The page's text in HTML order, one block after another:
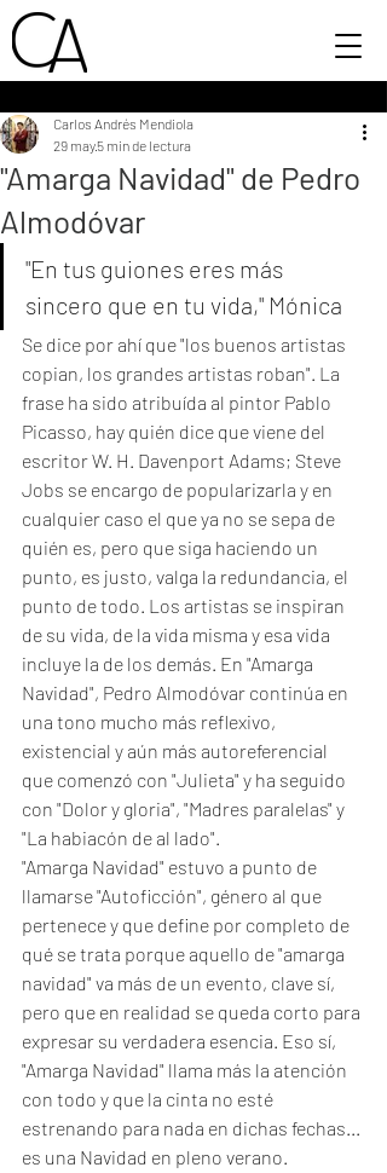
"Amarga Navidad" de Pedro
Almodóvar
Carlos Andrés Mendiola
29 may5 min de lectura
"En tus guiones eres más
sincero que en tu vida," Mónica
Se dice por ahí que "los buenos artistas
copian, los grandes artistas roban". La
frase ha sido atribuída al pintor Pablo
Picasso, hay quién dice que viene del
escritor W. H. Davenport Adams; Steve
Jobs se encargo de popularizarla y en
cualquier caso el que ya no se sepa de
quién es, pero que siga haciendo un
punto, es justo, valga la redundancia, el
punto de todo. Los artistas se inspiran
de su vida, de la vida misma y esa vida
incluye la de los demás. En "Amarga
Navidad", Pedro Almodóvar continúa en
una tono mucho más reflexivo,
existencial y aún más autoreferencial
que comenzó con "Julieta" y ha seguido
con "Dolor y gloria", "Madres paralelas" y
"La habiacón de al lado".
"Amarga Navidad" estuvo a punto de
llamarse "Autoficción", género al que
pertenece y que define por completo de
qué se trata porque aquello de "amarga
navidad" va más de un evento, clave sí,
pero que en realidad se queda corto para
expresar su verdadera esencia. Eso sí,
"Amarga Navidad" llama más la atención
con todo y que la cinta no esté
estrenando para nada en dichas fechas...
es una Navidad en pleno verano.